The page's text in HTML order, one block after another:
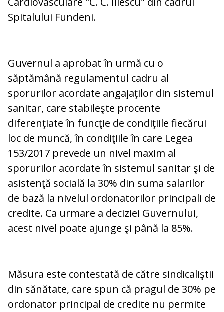
Spitalului Fundeni.
Guvernul a aprobat în urmă cu o
săptămână regulamentul cadru al
sporurilor acordate angajaţilor din sistemul
sanitar, care stabileşte procente
diferenţiate în funcţie de condiţiile fiecărui
loc de muncă, în condiţiile în care Legea
153/2017 prevede un nivel maxim al
sporurilor acordate în sistemul sanitar şi de
asistenţă socială la 30% din suma salarilor
de bază la nivelul ordonatorilor principali de
credite. Ca urmare a deciziei Guvernului,
acest nivel poate ajunge şi până la 85%.
Măsura este contestată de către sindicaliştii
din sănătate, care spun că pragul de 30% pe
ordonator principal de credite nu permite